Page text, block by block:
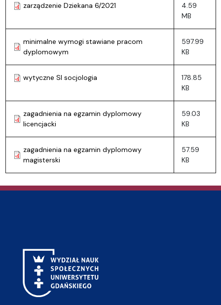
zarządzenie Dziekana 6/2021
4.59
MB
minimalne wymogi stawiane pracom
dyplomowym
597.99
KB
wytyczne SI socjologia
178.85
KB
zagadnienia na egzamin dyplomowy
licencjacki
59.03
KB
zagadnienia na egzamin dyplomowy
magisterski
57.59
KB